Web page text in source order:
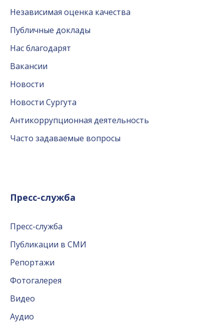
Независимая оценка качества
Публичные доклады
Нас благодарят
Вакансии
Новости
Новости Сургута
Антикоррупционная деятельность
Часто задаваемые вопросы
Пресс-служба
Пресс-служба
Публикации в СМИ
Репортажи
Фотогалерея
Видео
Аудио